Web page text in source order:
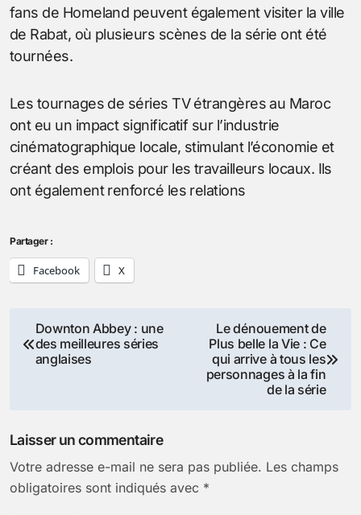
fans de Homeland peuvent également visiter la ville
de Rabat, où plusieurs scènes de la série ont été
tournées.
Les tournages de séries TV étrangères au Maroc
ont eu un impact significatif sur l’industrie
cinématographique locale, stimulant l’économie et
créant des emplois pour les travailleurs locaux. Ils
ont également renforcé les relations
Partager :
Facebook X
Navigation
de
Downton Abbey : une
des meilleures séries
anglaises
Le dénouement de
Plus belle la Vie : Ce
qui arrive à tous les
personnages à la fin
de la série
Laisser un commentaire
Votre adresse e-mail ne sera pas publiée. Les champs
obligatoires sont indiqués avec *